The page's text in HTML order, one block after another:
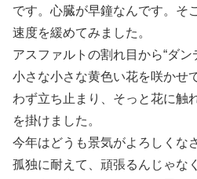
です。心臓が早鐘なんです。そ
速度を緩めてみました。
アスファルトの割れ目から“ダン
小さな小さな黄色い花を咲かせ
わず立ち止まり、そっと花に触
を掛けました。
今年はどうも景気がよろしくな
孤独に耐えて、頑張るんじゃな